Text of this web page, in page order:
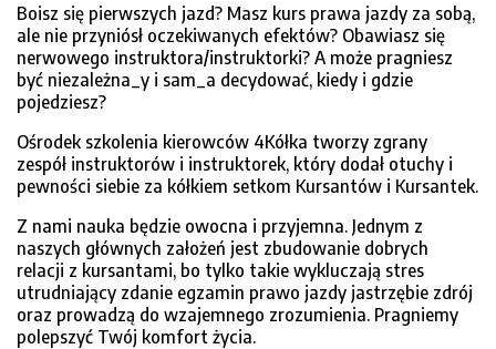
Boisz się pierwszych jazd? Masz kurs prawa jazdy za sobą,
ale nie przyniósł oczekiwanych efektów? Obawiasz się
nerwowego instruktora/instruktorki? A może pragniesz
być niezależna_y i sam_a decydować, kiedy i gdzie
pojedziesz?
Ośrodek szkolenia kierowców 4Kółka tworzy zgrany
zespół instruktorów i instruktorek, który dodał otuchy i
pewności siebie za kółkiem setkom Kursantów i Kursantek.
Z nami nauka będzie owocna i przyjemna. Jednym z
naszych głównych założeń jest zbudowanie dobrych
relacji z kursantami, bo tylko takie wykluczają stres
utrudniający zdanie egzamin prawo jazdy jastrzębie zdrój
oraz prowadzą do wzajemnego zrozumienia. Pragniemy
polepszyć Twój komfort życia.